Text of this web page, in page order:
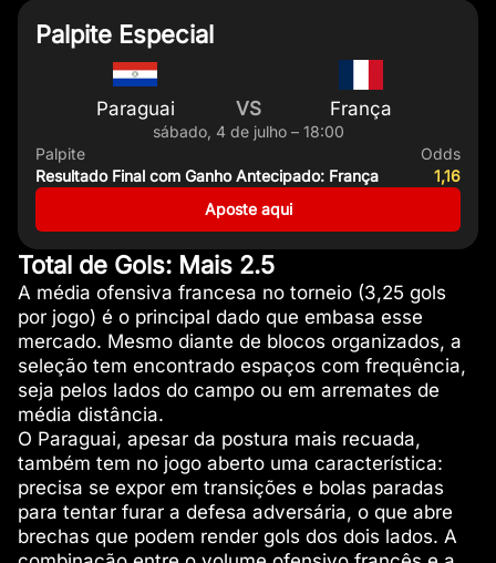
Palpite Especial
Paraguai VS França
sábado, 4 de julho – 18:00
Palpite
Resultado Final com Ganho Antecipado: França
Odds
1,16
Aposte aqui
Total de Gols: Mais 2.5
A média ofensiva francesa no torneio (3,25 gols
por jogo) é o principal dado que embasa esse
mercado. Mesmo diante de blocos organizados, a
seleção tem encontrado espaços com frequência,
seja pelos lados do campo ou em arremates de
média distância.
O Paraguai, apesar da postura mais recuada,
também tem no jogo aberto uma característica:
precisa se expor em transições e bolas paradas
para tentar furar a defesa adversária, o que abre
brechas que podem render gols dos dois lados. A